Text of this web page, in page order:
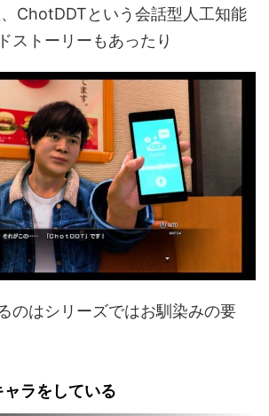
ChotDDTという会話型人工知能
ストーリーもあったり
のはシリーズではお馴染みの要
ラをしている